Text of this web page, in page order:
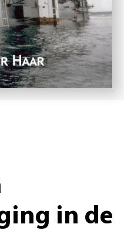
in de